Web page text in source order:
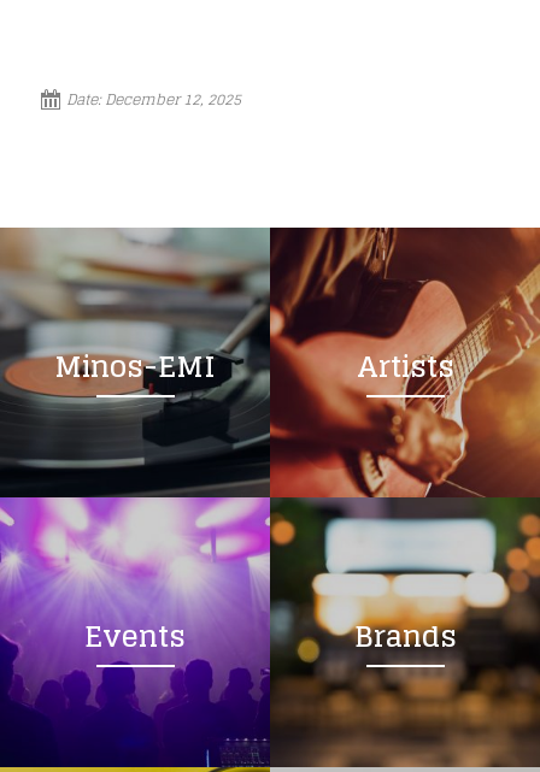
Date:December 12, 2025
Minos-EMI Artists
Events Brands